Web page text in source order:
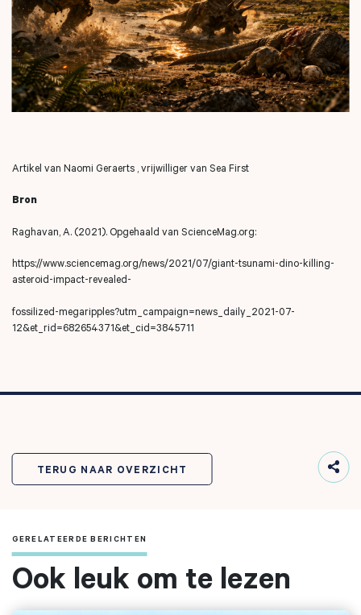
Artikel van Naomi Geraerts , vrijwilliger van Sea First
Bron
Raghavan, A. (2021). Opgehaald van ScienceMag.org:
https://www.sciencemag.org/news/2021/07/giant-tsunami-dino-killing-
asteroid-impact-revealed-
fossilized-megaripples?utm_campaign=news_daily_2021-07-
12&et_rid=682654371&et_cid=3845711
TERUG NAAR OVERZICHT
GERELATEERDE BERICHTEN
Ook leuk om te lezen